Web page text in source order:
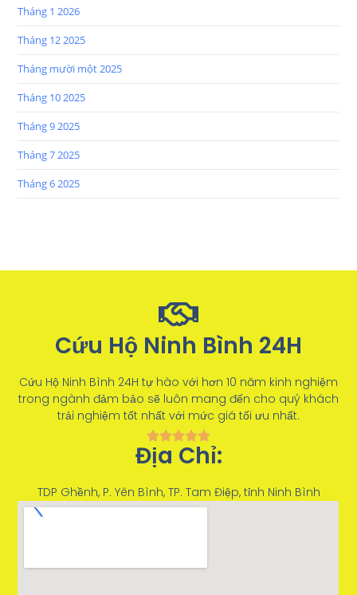
Tháng 1 2026
Tháng 12 2025
Tháng mười một 2025
Tháng 10 2025
Tháng 9 2025
Tháng 7 2025
Tháng 6 2025
Cứu Hộ Ninh Bình 24H
Cứu Hộ Ninh Bình 24H tự hào với hơn 10 năm kinh nghiệm
trong ngành đảm bảo sẽ luôn mang đến cho quý khách
trải nghiệm tốt nhất với mức giá tối ưu nhất.
Địa Chỉ:
TDP Ghềnh, P. Yên Bình, TP. Tam Điệp, tỉnh Ninh Bình